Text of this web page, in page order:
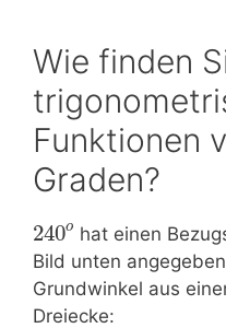
Wie finden
Funktionen
Graden?
240o hat einen
Bild unten
Grundwinkel aus
Dreiecke: